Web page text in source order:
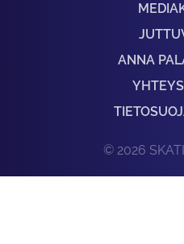
ANNA
© 2026